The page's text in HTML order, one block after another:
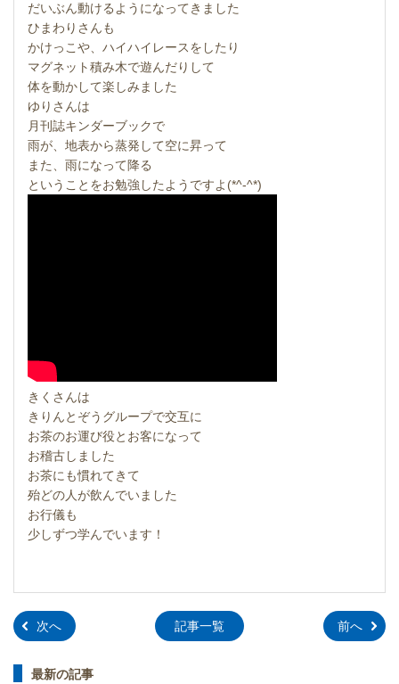
だいぶん動けるようになってきました
ひまわりさんも
かけっこや、ハイハイレースをしたり
マグネット積み木で遊んだりして
体を動かして楽しみました
ゆりさんは
月刊誌キンダーブックで
雨が、地表から蒸発して空に昇って
また、雨になって降る
ということをお勉強したようですよ(*^-^*)
きくさんは
きりんとぞうグループで交互に
お茶のお運び役とお客になって
お稽古しました
お茶にも慣れてきて
殆どの人が飲んでいました
お行儀も
少しずつ学んでいます！
記事一覧 前へ
»
次へ »
最新の記事